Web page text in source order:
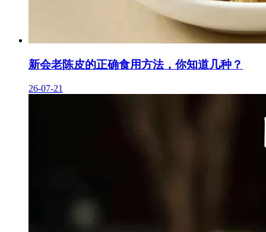
新会老陈皮的正确食用方法，你知道几种？
26-07-21